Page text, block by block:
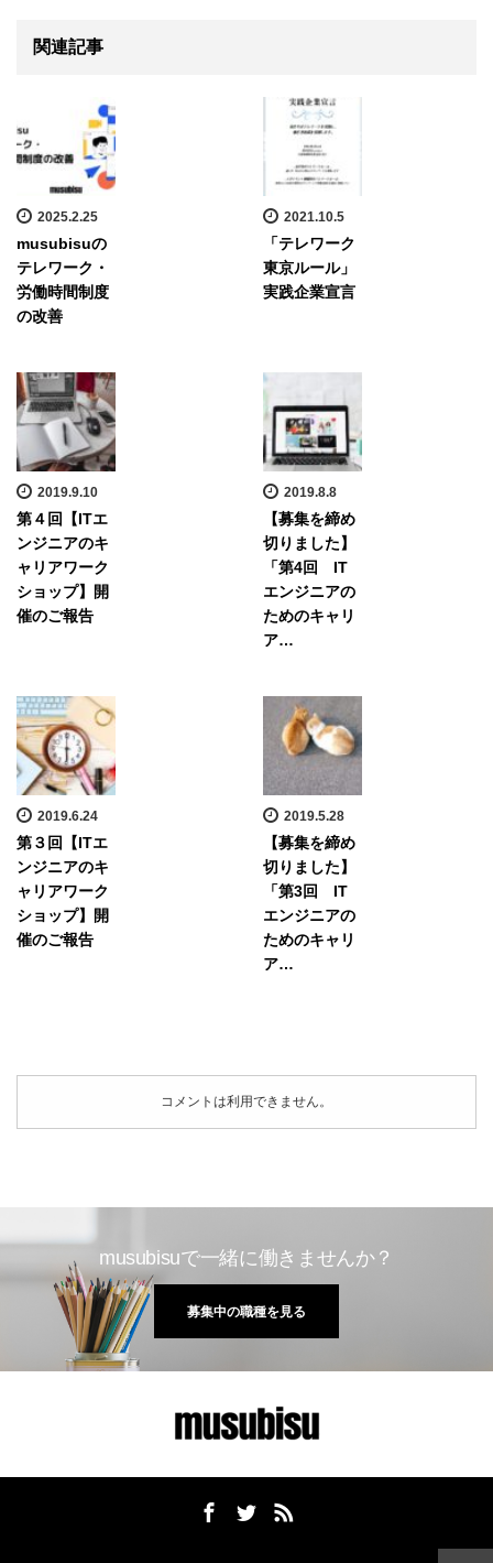
関連記事
2025.2.25
musubisuの
テレワーク・
労働時間制度
の改善
2021.10.5
「テレワーク
東京ルール」
実践企業宣言
2019.9.10
第４回【ITエ
ンジニアのキ
ャリアワーク
ショップ】開
催のご報告
2019.8.8
【募集を締め
切りました】
「第4回 IT
エンジニアの
ためのキャリ
ア…
2019.6.24
第３回【ITエ
ンジニアのキ
ャリアワーク
ショップ】開
催のご報告
2019.5.28
【募集を締め
切りました】
「第3回 IT
エンジニアの
ためのキャリ
ア…
コメントは利用できません。
musubisuで一緒に働きませんか？
募集中の職種を見る